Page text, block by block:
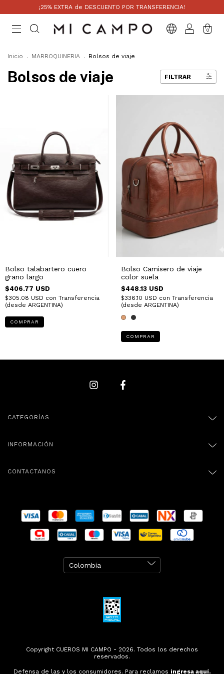
¡25% EXTRA de DESCUENTO POR TRANSFERENCIA!
0
Inicio . MARROQUINERIA . Bolsos de viaje
Bolsos de viaje FILTRAR
Bolso talabartero cuero
grano largo
$406.77 USD
$305.08 USD con Transferencia
(desde ARGENTINA)
Bolso Camisero de viaje
color suela
$448.13 USD
$336.10 USD con Transferencia
(desde ARGENTINA)
COMPRAR
CATEGORÍAS
INFORMACIÓN
CONTACTANOS
Copyright CUEROS MI CAMPO - 2026. Todos los derechos
reservados.
Defensa de las y los consumidores. Para reclamos ingresa aquí.